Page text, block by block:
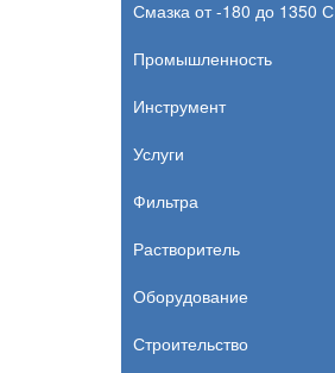
Смазка от -180 до 1350 С
Промышленность
Инструмент
Услуги
Фильтра
Растворитель
Оборудование
Строительство